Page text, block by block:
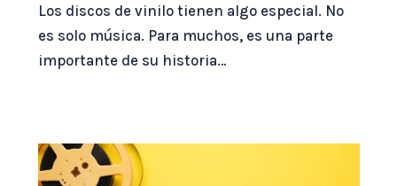
Los discos de vinilo tienen algo especial. No
es solo música. Para muchos, es una parte
importante de su historia…